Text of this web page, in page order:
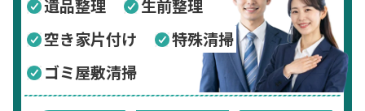
遺品整理
生前整理
空き家片付け
特殊清掃
ゴミ屋敷清掃